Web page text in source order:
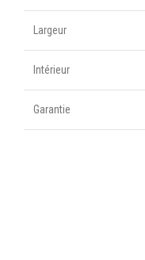
Largeur
Intérieur
Garantie